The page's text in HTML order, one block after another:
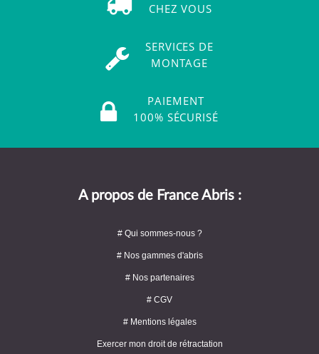
CHEZ VOUS
SERVICES DE
MONTAGE
PAIEMENT
100% SÉCURISÉ
A propos de France Abris :
# Qui sommes-nous ?
# Nos gammes d'abris
# Nos partenaires
# CGV
# Mentions légales
Exercer mon droit de rétractation